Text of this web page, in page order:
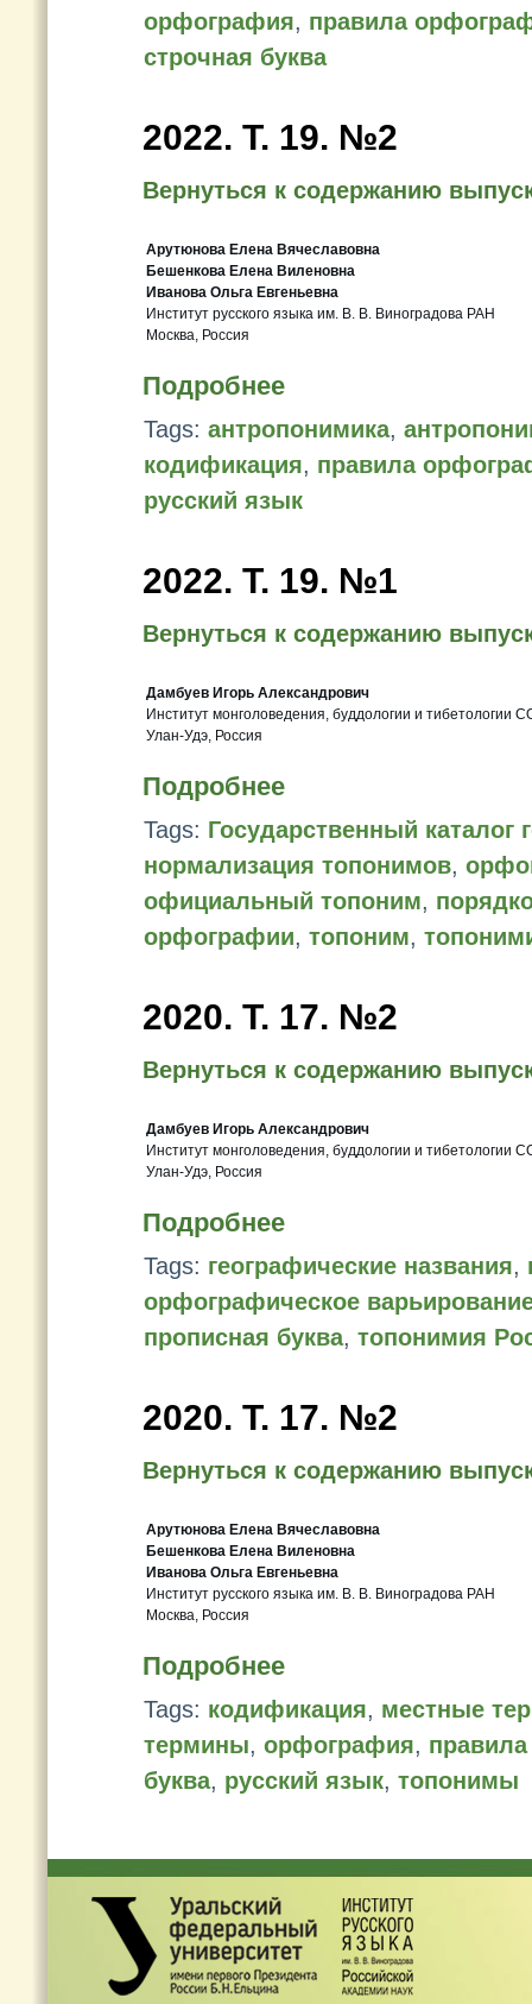
орфография, правила
строчная буква
2022. Т. 19. №2
Вернуться к содержанию
Арутюнова Елена Вячеславовна
Бешенкова Елена Виленовна
Иванова Ольга Евгеньевна
Институт русского языка им. В. В. Виноградова РАН
Москва, Россия
Подробнее
Tags: антропонимика,
кодификация, правила
русский язык
2022. Т. 19. №1
Вернуться к содержанию
Дамбуев Игорь Александрович
Институт монголоведения, буддологии и тибетологии
Улан-Удэ, Россия
Подробнее
Tags: Государственный каталог
нормализация топонимов,
официальный топоним,
орфографии, топоним,
2020. Т. 17. №2
Вернуться к содержанию
Дамбуев Игорь Александрович
Институт монголоведения, буддологии и тибетологии
Улан-Удэ, Россия
Подробнее
Tags: географические названия,
орфографическое
прописная буква, топонимия
2020. Т. 17. №2
Вернуться к содержанию
Арутюнова Елена Вячеславовна
Бешенкова Елена Виленовна
Иванова Ольга Евгеньевна
Институт русского языка им. В. В. Виноградова РАН
Москва, Россия
Подробнее
Tags: кодификация, местные
термины, орфография,
буква, русский язык, топонимы